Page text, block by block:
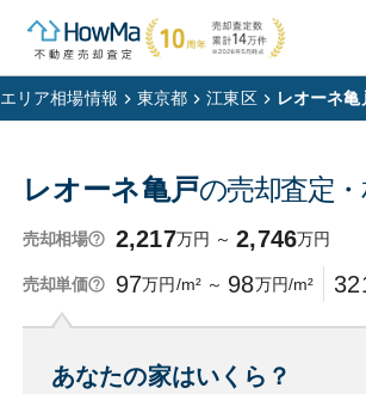
エリア相場情報 東京都 江東区 レオーネ亀
レオーネ亀戸の売却査定
売却相場 2,217万円 ～ 2,746万円
売却単価 97万円/m² ～ 98万円/m²
あなたの家はいくら？